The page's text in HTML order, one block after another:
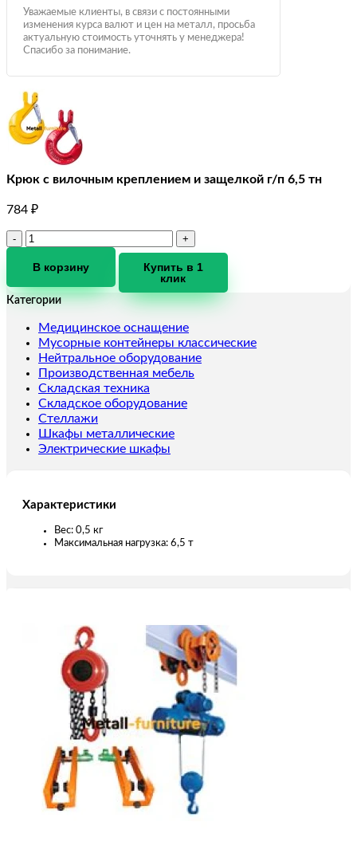
Уважаемые клиенты, в связи с постоянными
изменения курса валют и цен на металл, просьба
актуальную стоимость уточнять у менеджера!
Спасибо за понимание.
Крюк с вилочным креплением и защелкой г/п 6,5 тн
784 ₽
Количество
Крюк
вилочным
и
защелкой
г/
п
6,5
тн
В корзину
Купить в 1
клик
Категории
Медицинское оснащение
Мусорные контейнеры классические
Нейтральное оборудование
Производственная мебель
Складская техника
Складское оборудование
Стеллажи
Шкафы металлические
Электрические шкафы
Характеристики
Вес: 0,5 кг
Максимальная нагрузка: 6,5 т